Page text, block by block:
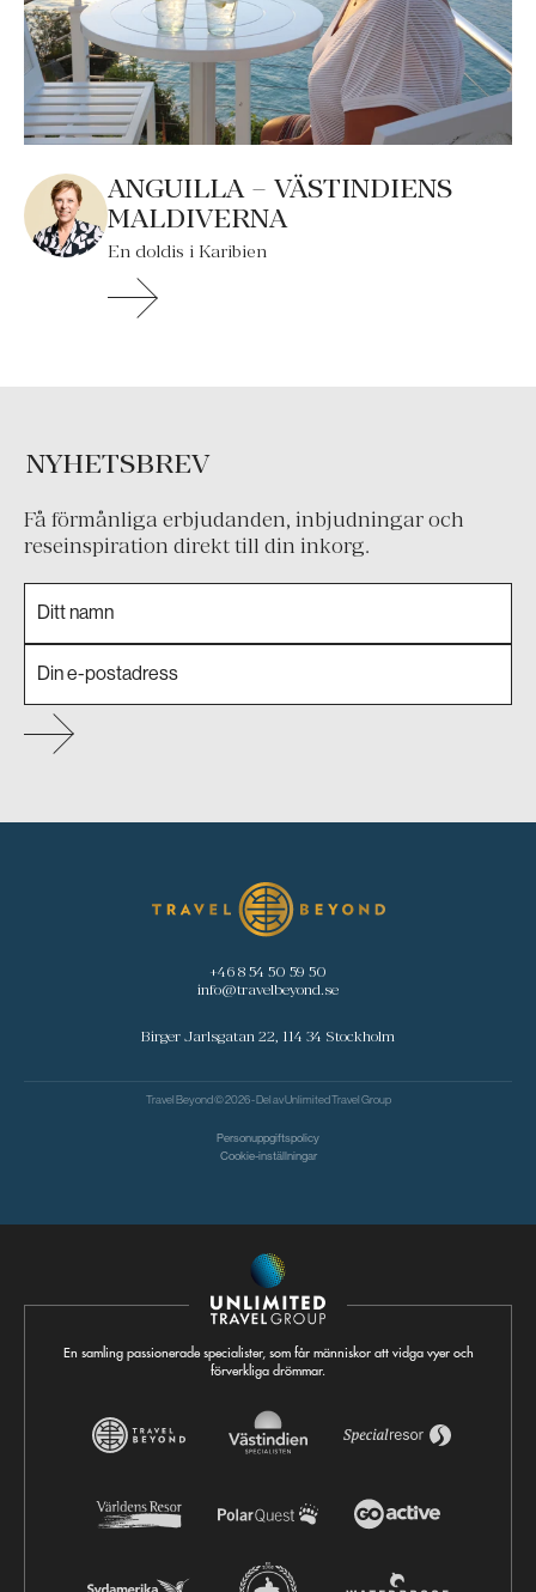
ANGUILLA – VÄSTINDIENS
MALDIVERNA
En doldis i Karibien
NYHETSBREV
Få förmånliga erbjudanden, inbjudningar och
reseinspiration direkt till din inkorg.
+46 8 54 50 59 50
info@travelbeyond.se
Birger Jarlsgatan 22, 114 34 Stockholm
Travel Beyond © 2026 - Del avUnlimited Travel Group
Personuppgiftspolicy
Cookie-inställningar
En samling passionerade specialister, som får människor att vidga vyer och
förverkliga drömmar.